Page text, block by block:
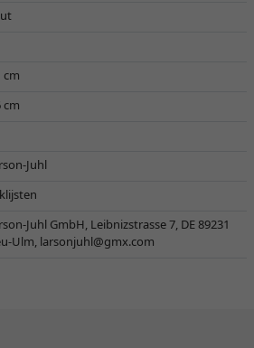
cm
cm
Juhl
Juhl GmbH, Leibnizstrasse 7, DE 89231
Ulm, larsonjuhl@gmx.com